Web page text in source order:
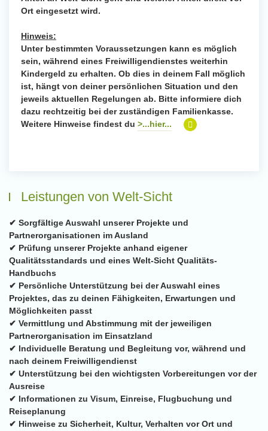
Ort eingesetzt wird.
Hinweis:
Unter bestimmten Voraussetzungen kann es möglich
sein, während eines Freiwilligendienstes weiterhin
Kindergeld zu erhalten. Ob dies in deinem Fall möglich
ist, hängt von deiner persönlichen Situation und den
jeweils aktuellen Regelungen ab. Bitte informiere dich
dazu rechtzeitig bei der zuständigen Familienkasse.
Weitere Hinweise findest du >...hier...
Leistungen von Welt-Sicht
✔ Sorgfältige Auswahl unserer Projekte und
Partnerorganisationen im Ausland
✔ Prüfung unserer Projekte anhand eigener
Qualitätsstandards und eines Welt-Sicht Qualitäts-
Handbuchs
✔ Persönliche Unterstützung bei der Auswahl eines
Projektes, das zu deinen Fähigkeiten, Erwartungen und
Möglichkeiten passt
✔ Vermittlung und Abstimmung mit der jeweiligen
Partnerorganisation im Einsatzland
✔ Individuelle Beratung und Begleitung vor, während und
nach deinem Freiwilligendienst
✔ Unterstützung bei den wichtigsten Vorbereitungen vor der
Ausreise
✔ Informationen zu Visum, Einreise, Flugbuchung und
Reiseplanung
✔ Hinweise zu Sicherheit, Kultur, Verhalten vor Ort und